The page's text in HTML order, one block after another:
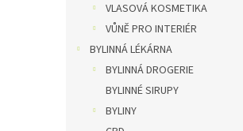
VLASOVÁ KOSMETIKA
VŮNĚ PRO INTERIÉR
BYLINNÁ LÉKÁRNA
BYLINNÁ DROGERIE
BYLINNÉ SIRUPY
BYLINY